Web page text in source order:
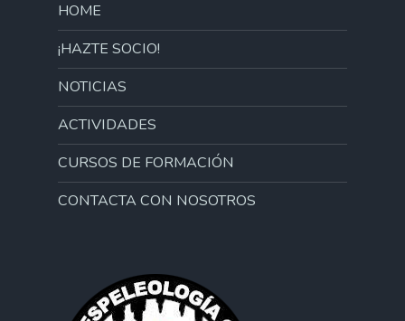
HOME
¡HAZTE SOCIO!
NOTICIAS
ACTIVIDADES
CURSOS DE FORMACIÓN
CONTACTA CON NOSOTROS